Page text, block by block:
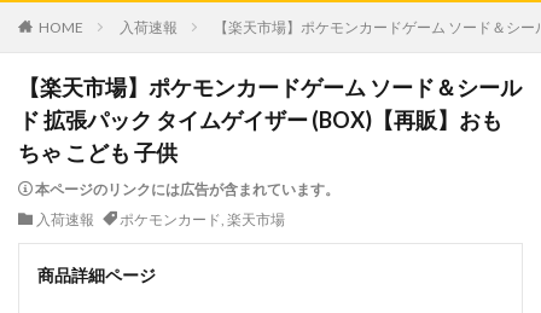
HOME 入荷速報 【楽天市場】ポケモンカードゲーム ソード＆シ
【楽天市場】ポケモンカードゲーム ソード＆シール
ド 拡張パック タイムゲイザー (BOX)【再販】おも
ちゃ こども 子供
本ページのリンクには広告が含まれています。
入荷速報
ポケモンカード, 楽天市場
商品詳細ページ